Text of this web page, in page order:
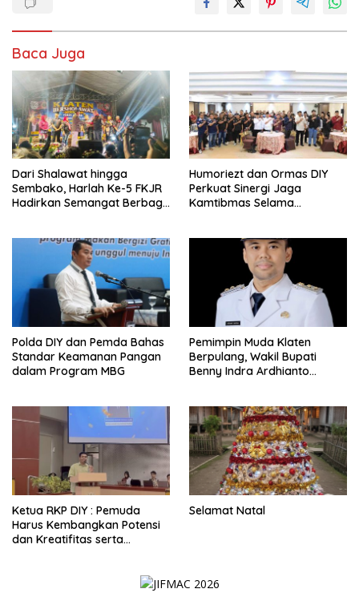
Baca Juga
Dari Shalawat hingga
Sembako, Harlah Ke-5 FKJR
Hadirkan Semangat Berbagi
Humoriezt dan Ormas DIY
Perkuat Sinergi Jaga
Kamtibmas Selama
Polda DIY dan Pemda Bahas
Standar Keamanan Pangan
dalam Program MBG
Pemimpin Muda Klaten
Berpulang, Wakil Bupati
Benny Indra Ardhianto
Ketua RKP DIY : Pemuda
Harus Kembangkan Potensi
dan Kreatifitas serta
Selamat Natal